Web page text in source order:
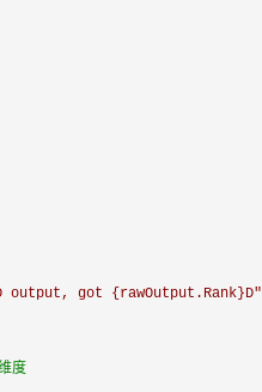
output, got {rawOutput.Rank}D"
度